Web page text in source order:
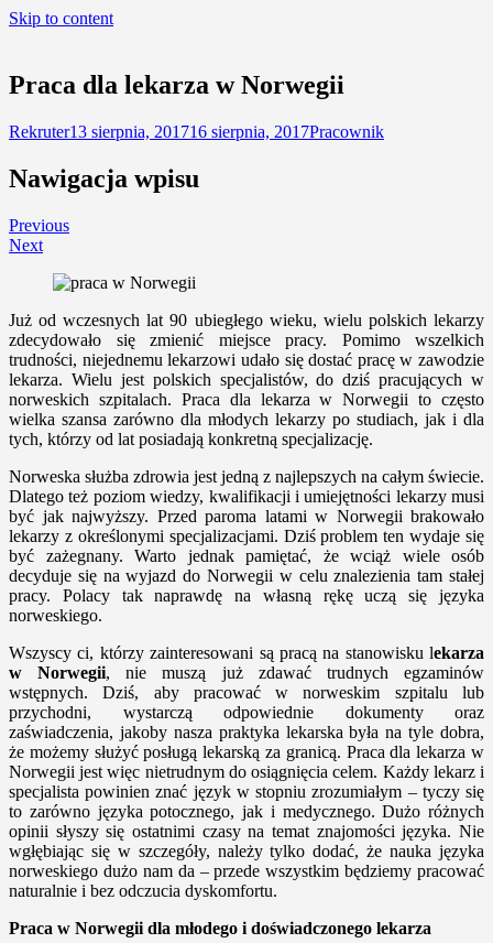
Skip to content
Praca dla lekarza w Norwegii
Rekruter13 sierpnia, 201716 sierpnia, 2017Pracownik
Nawigacja wpisu
Previous
Next
Już od wczesnych lat 90 ubiegłego wieku, wielu polskich lekarzy
zdecydowało się zmienić miejsce pracy. Pomimo wszelkich
trudności, niejednemu lekarzowi udało się dostać pracę w zawodzie
lekarza. Wielu jest polskich specjalistów, do dziś pracujących w
norweskich szpitalach. Praca dla lekarza w Norwegii to często
wielka szansa zarówno dla młodych lekarzy po studiach, jak i dla
tych, którzy od lat posiadają konkretną specjalizację.
Norweska służba zdrowia jest jedną z najlepszych na całym świecie.
Dlatego też poziom wiedzy, kwalifikacji i umiejętności lekarzy musi
być jak najwyższy. Przed paroma latami w Norwegii brakowało
lekarzy z określonymi specjalizacjami. Dziś problem ten wydaje się
być zażegnany. Warto jednak pamiętać, że wciąż wiele osób
decyduje się na wyjazd do Norwegii w celu znalezienia tam stałej
pracy. Polacy tak naprawdę na własną rękę uczą się języka
norweskiego.
Wszyscy ci, którzy zainteresowani są pracą na stanowisku lekarza
w Norwegii, nie muszą już zdawać trudnych egzaminów
wstępnych. Dziś, aby pracować w norweskim szpitalu lub
przychodni, wystarczą odpowiednie dokumenty oraz
zaświadczenia, jakoby nasza praktyka lekarska była na tyle dobra,
że możemy służyć posługą lekarską za granicą. Praca dla lekarza w
Norwegii jest więc nietrudnym do osiągnięcia celem. Każdy lekarz i
specjalista powinien znać język w stopniu zrozumiałym – tyczy się
to zarówno języka potocznego, jak i medycznego. Dużo różnych
opinii słyszy się ostatnimi czasy na temat znajomości języka. Nie
wgłębiając się w szczegóły, należy tylko dodać, że nauka języka
norweskiego dużo nam da – przede wszystkim będziemy pracować
naturalnie i bez odczucia dyskomfortu.
Praca w Norwegii dla młodego i doświadczonego lekarza